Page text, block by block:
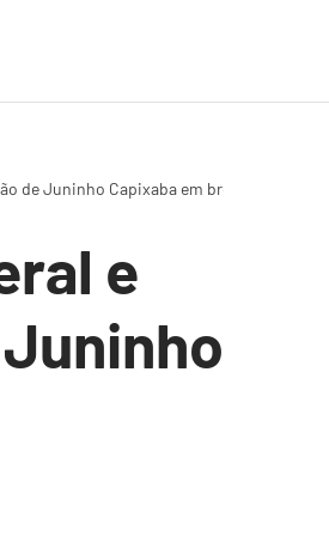
de Juninho Capixaba em breve
e